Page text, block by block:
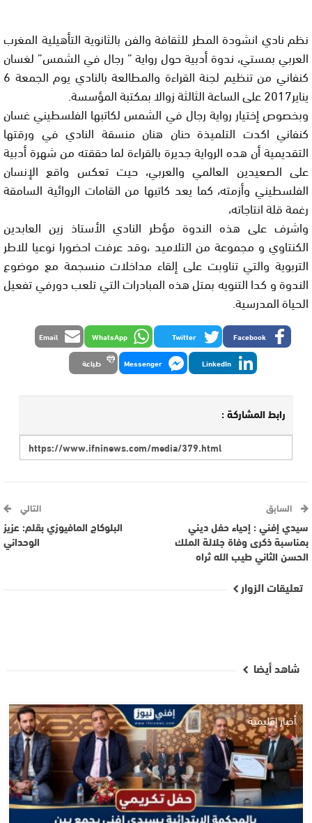
نظم نادي انشودة المطر للثقافة والفن بالثانوية التأهيلية المغرب
العربي بمستي، ندوة أدبية حول رواية ” رجال في الشمس” لغسان
كنفاني من تنظيم لجنة القراءة والمطالعة بالنادي يوم الجمعة 6
يناير2017 على الساعة الثالثة زوالا بمكتبة المؤسسة.
وبخصوص إختيار رواية رجال في الشمس لكاتبها الفلسطيني غسان
كنفاني اكدت التلميذة حنان هنان منسقة النادي في ورقتها
التقديمية أن هده الرواية جديرة بالقراءة لما حققته من شهرة أدبية
على الصعيدين العالمي والعربي، حيت تعكس واقع الإنسان
الفلسطيني وأزمته، كما يعد كاتبها من القامات الروائية السامقة
رغمة قلة انتاجاته،
واشرف على هذه الندوة مؤطر النادي الأستاذ زين العابدين
الكنتاوي و مجموعة من التلاميد ،وقد عرفت احضورا نوعيا للاطر
التربوية والتي تناوبت على إلقاء مداخلات منسجمة مع موضوع
الندوة و كدا التنويه بمتل هذه المبادرات التي تلعب دورفي تفعيل
الحياة المدرسية.
Facebook
Twitter
WhatsApp
Email
LinkedIn
Messenger طباعة
رابط المشاركة :
السابق
سيدي إفني : إحياء حفل ديني
بمناسبة ذكرى وفاة جلالة الملك
الحسن الثاني طيب الله ثراه‎
التالي
البلوكاج المافيوزي بقلم: عزيز
الوحداني
تعليقات الزوار
شاهد أيضا
أخبار إقليمية